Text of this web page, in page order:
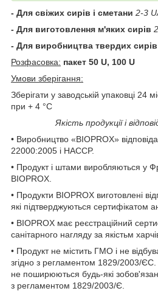
- Для свіжих сирів і сметани 2-3
- Для виготовлення м'яких сирів
- Для виробництва твердих сирів
Розфасовка: пакет 50 U, 100 U
Умови зберігання:
Зберігати у заводській упаковці 24
при + 4 °C
Якість продукції і
• Виробництво «BIOPROX»
22000:2005 і НАССP.
• Продукт і штами виробляються у
BIOPROX.
• Продукти BIOPROX виготовлені
які підтверджуються сертифікатом
• BIOPROX має реєстраційний
санітарного нагляду за якістьм
• Продукт не містить ГМО і не
згідно з регламентом 1829/2003/
не поширюються будь-які
з регламентом 1829/2003/Є.